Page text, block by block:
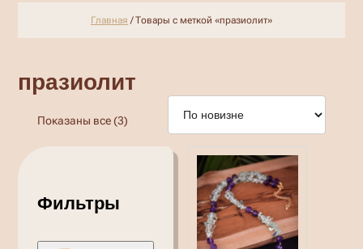
Главная / Товары с меткой «празиолит»
празиолит
Показаны все (3) Сортировка:
Фильтры